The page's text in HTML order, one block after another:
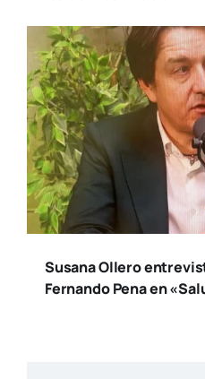
Susana Ollero
Fernando Pena en